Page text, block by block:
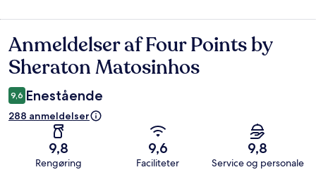
Anmeldelser
Anmeldelser af Four Points by
Sheraton Matosinhos
9,6 Enestående
288 anmeldelser
9,8
Rengøring
9,6
Faciliteter
9,8
Service og personale